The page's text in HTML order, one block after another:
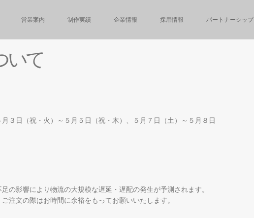
営業案内 制作実績 企業情報 採用情報 パートナーシップ
いて
３日（祝・火）～５月５日（祝・木）、５月７日（土）～５月８日
の影響により物流の大規模な遅延・遅配の発生が予測されます。
注文の際はお時間に余裕をもってお願いいたします。